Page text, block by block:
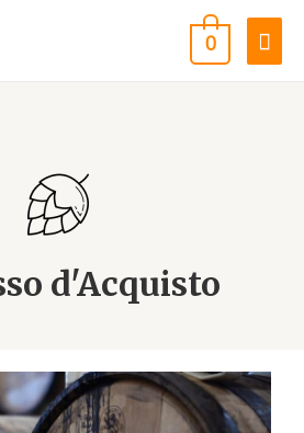
0
d'Acquisto